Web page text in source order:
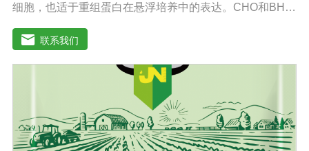
细胞，也适于重组蛋白在悬浮培养中的表达。CHO和BHK
列培养基不含L-谷氨酰胺以避免因L-谷氨酰胺降解和胺积累
带来的不利影响。MAM-PF培养基可添加极少量的酚红或
不添加。无血清培养基比需添加血清的培养基高级，它有
助于表达产物的纯化和后续处理。多数市场上出售的无血
物。因此成分完全明确的培养基和市场上其他添加血清的
培养基以及无血清培养基相比具有巨大的技术优势。从风
险控制的角度来看，不含动物蛋白的培养基也极受欢迎，
同时它还可以避免动物性原料短缺和不稳定带来的影响。
联系我们